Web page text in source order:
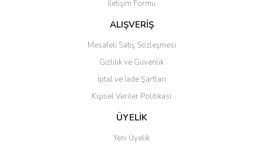
Ürün fiyatı diğer sitelerden daha pahalı.
Bu ürüne benzer farklı alternatifler olmalı.
Gönder
İletişim Formu
ALIŞVERİŞ
Mesafeli Satış Sözleşmesi
Gizlilik ve Güvenlik
İptal ve İade Şartları
Kişisel Veriler Politikası
ÜYELİK
Yeni Üyelik